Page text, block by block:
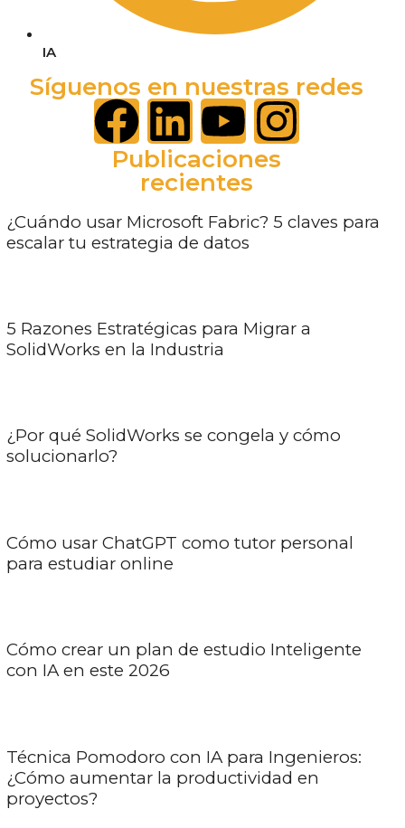
IA
Síguenos en nuestras redes
Publicaciones
recientes
¿Cuándo usar Microsoft Fabric? 5 claves para
escalar tu estrategia de datos
5 Razones Estratégicas para Migrar a
SolidWorks en la Industria
¿Por qué SolidWorks se congela y cómo
solucionarlo?
Cómo usar ChatGPT como tutor personal
para estudiar online
Cómo crear un plan de estudio Inteligente
con IA en este 2026
Técnica Pomodoro con IA para Ingenieros:
¿Cómo aumentar la productividad en
proyectos?